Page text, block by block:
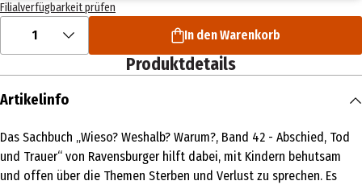
Filialverfügbarkeit prüfen
1 In den Warenkorb
Produktdetails
Artikelinfo
Das Sachbuch „Wieso? Weshalb? Warum?, Band 42 - Abschied, Tod
und Trauer“ von Ravensburger hilft dabei, mit Kindern behutsam
und offen über die Themen Sterben und Verlust zu sprechen. Es